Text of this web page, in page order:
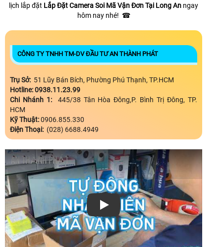
lịch lắp đặt Lắp Đặt Camera Soi Mã Vận Đơn Tại Long An ngay
hôm nay nhé! ☎
CÔNG TY TNHH TM-DV ĐẦU TƯ AN THÀNH PHÁT
Trụ Sở: 51 Lũy Bán Bích, Phường Phú Thạnh, TP.HCM
Hotline: 0938.11.23.99
Chi Nhánh 1:
445/38 Tân Hòa Đông,P. Bình Trị Đông, TP.
HCM
Kỹ Thuật:0906.855.330
Điện Thoại: (028) 6688.4949
Xem video